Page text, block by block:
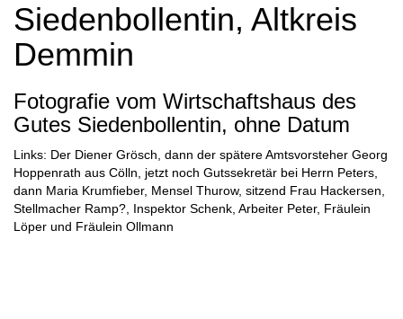
Siedenbollentin, Altkreis
Demmin
Fotografie vom Wirtschaftshaus des
Gutes Siedenbollentin, ohne Datum
Links: Der Diener Grösch, dann der spätere Amtsvorsteher Georg
Hoppenrath aus Cölln, jetzt noch Gutssekretär bei Herrn Peters,
dann Maria Krumfieber, Mensel Thurow, sitzend Frau Hackersen,
Stellmacher Ramp?, Inspektor Schenk, Arbeiter Peter, Fräulein
Löper und Fräulein Ollmann